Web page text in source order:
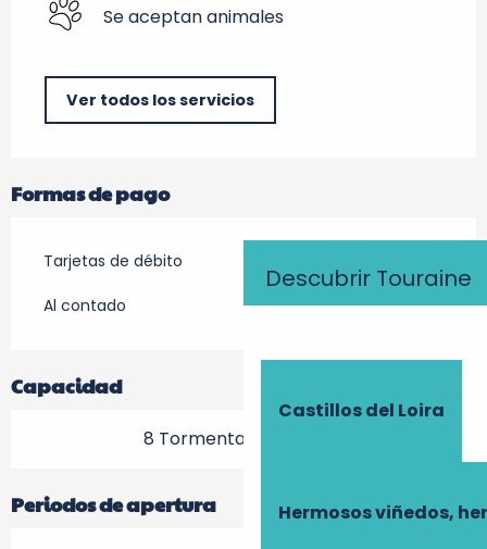
Descubrir Touraine
Castillos del Loira
Hermosos viñedos,
Se aceptan animales
Ver todos los servicios
Formas de pago
Tarjetas de débito
Al contado
Capacidad
8 Tormenta (s) terraza
Periodos de apertura